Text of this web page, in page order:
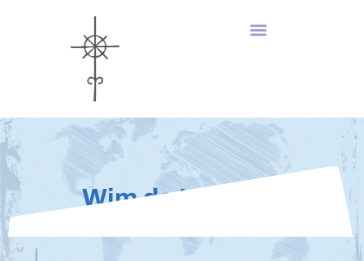
Wim de Leeuw †